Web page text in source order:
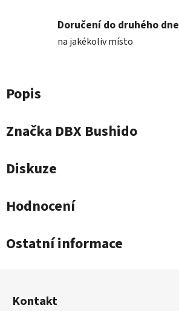
Doručení do druhého dne
na jakékoliv místo
Popis
Značka DBX Bushido
Diskuze
Hodnocení
Ostatní informace
Kontakt